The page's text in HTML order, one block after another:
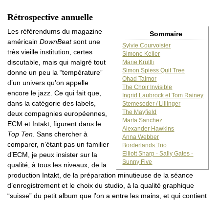
Rétrospective annuelle
Sommaire
Sylvie Courvoisier
Simone Keller
Marie Krüttli
Simon Spiess Quit Tree
Ohad Talmor
The Choir Invisible
Ingrid Laubrock et Tom Rainey
Stemeseder / Lillinger
The Mayfield
Marta Sanchez
Alexander Hawkins
Anna Webber
Borderlands Trio
Elliott Sharp - Sally Gates -
Sunny Five
Les référendums du magazine
américain DownBeatsont une
très vieille institution, certes
discutable, mais qui malgré tout
donne un peu la “température”
d’un univers qu’on appelle
encore le jazz. Ce qui fait que,
dans la catégorie des labels,
deux compagnies européennes,
ECM et Intakt, figurent dans le
Top Ten . Sans chercher à
comparer, n’étant pas un familier
d’ECM, je peux insister sur la
qualité, à tous les niveaux, de la
production Intakt, de la préparation minutieuse de la séance
d’enregistrement et le choix du studio, à la qualité graphique
“suisse” du petit album que l’on a entre les mains, et qui contient